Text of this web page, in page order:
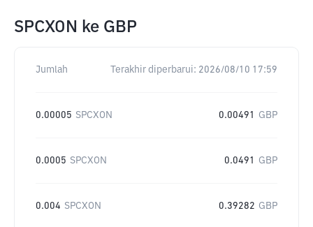
SPCXON ke GBP
Jumlah Terakhir diperbarui: 2026/08/10 17:59
0.00005 SPCXON 0.00491 GBP
0.0005 SPCXON 0.0491 GBP
0.004 SPCXON 0.39282 GBP